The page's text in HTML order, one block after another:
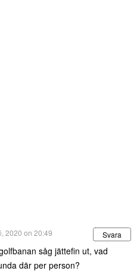
2020 on 20:49 Svara
såg jättefin ut, vad
där per person?